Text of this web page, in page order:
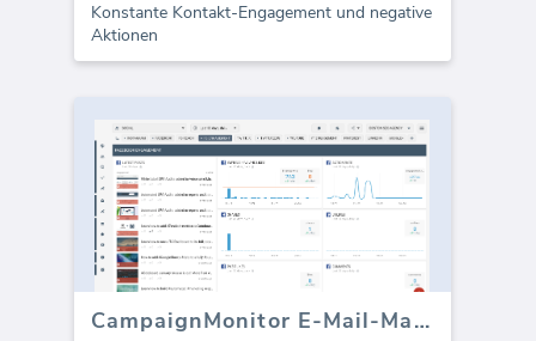
Konstante Kontakt-Engagement und negative
Aktionen
CampaignMonitor E-Mail-Marketing-Vorlage (Bericht)